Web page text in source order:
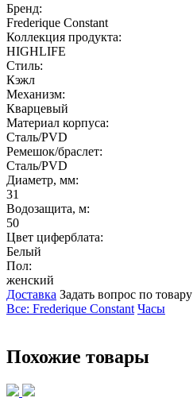
Бренд:
Frederique Constant
Коллекция продукта:
HIGHLIFE
Стиль:
Кэжл
Механизм:
Кварцевый
Материал корпуса:
Сталь/PVD
Ремешок/браслет:
Сталь/PVD
Диаметр, мм:
31
Водозащита, м:
50
Цвет циферблата:
Белый
Пол:
женский
Доставка Задать вопрос по товару
Все: Frederique Constant Часы
Похожие товары